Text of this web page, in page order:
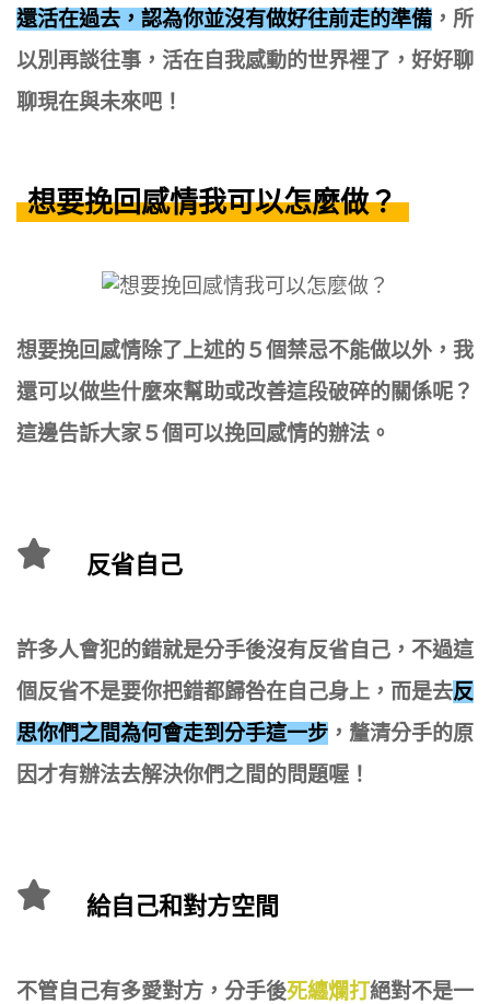
還活在過去，認為你並沒有做好往前走的準備 ，所
以別再談往事，活在自我感動的世界裡了，好好聊
聊現在與未來吧！
想要挽回感情我可以怎麼做？
想要挽回感情除了上述的５個禁忌不能做以外，我
還可以做些什麼來幫助或改善這段破碎的關係呢？
這邊告訴大家５個可以挽回感情的辦法。
反省自己
許多人會犯的錯就是分手後沒有反省自己，不過這
個反省不是要你把錯都歸咎在自己身上，而是去反
思你們之間為何會走到分手這一步 ，釐清分手的原
因才有辦法去解決你們之間的問題喔！
給自己和對方空間
不管自己有多愛對方，分手後死纏爛打絕對不是一